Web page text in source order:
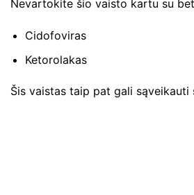
Nevartokite šio vaisto kartu su
Cidofoviras
Ketorolakas
Šis vaistas taip pat gali sąveikauti